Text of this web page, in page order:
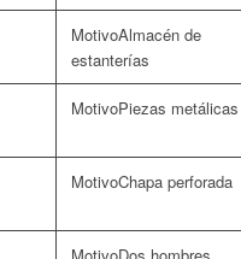
Almacén de
estanterías
Piezas metálicas
Chapa perforada